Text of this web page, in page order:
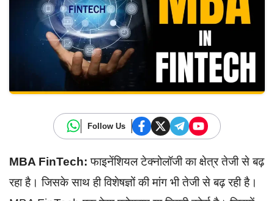
Follow Us
MBA FinTech: फाइनेंशियल टेक्नोलॉजी का क्षेत्र तेजी से बढ़
रहा है। जिसके साथ ही विशेषज्ञों की मांग भी तेजी से बढ़ रही है।